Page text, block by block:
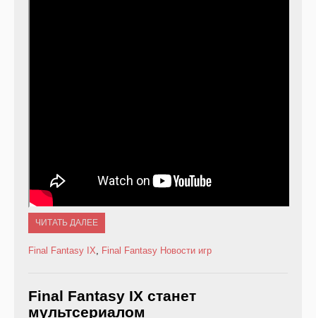
ЧИТАТЬ ДАЛЕЕ
Final Fantasy IX, Final Fantasy Новости игр
Final Fantasy IX станет
мультсериалом